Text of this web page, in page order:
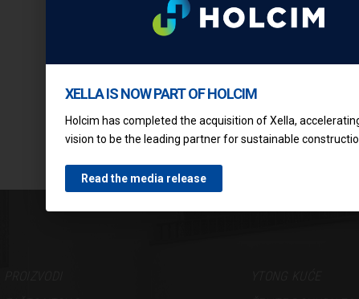
XELLA IS NOW PART OF HOLCIM
Holcim has completed the acquisition of Xella,
vision to be the leading partner for sustainable
Read the media release